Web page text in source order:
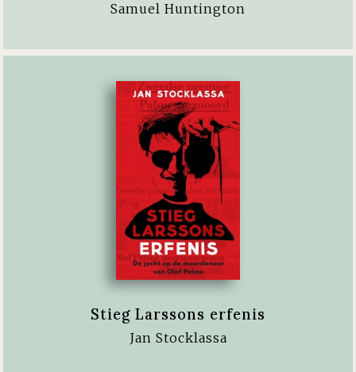
Samuel Huntington
Stieg Larssons erfenis
Jan Stocklassa